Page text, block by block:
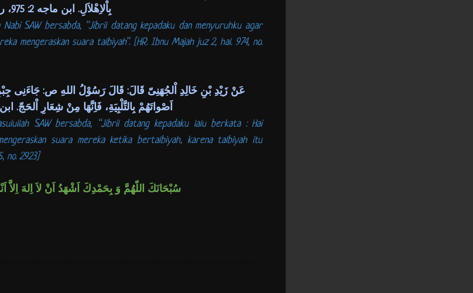
بِاْلاِهْلاَلِ. ابن ماجه 2: 975، رقم: 2922
SAW bersabda, “Jibril datang kepadaku dan menyuruhku agar
mengeraskan suara talbiyah”. [HR. Ibnu Majah juz 2, hal. 974, no.
عَنْ زَيْدِ بْنِ خَالِدِ اْلجُهَنِىّ قَالَ: قَالَ رَسُوْلُ اللهِ ص: جَاءَنِى
اَصْواتَهُمْ بِالتَّلْبِيَةِ، فَاِنَّهَا مِنْ شِعَارِ اْلحَجّ. ابن ماجه 2:
SAW bersabda, “Jibril datang kepadaku lalu berkata : Hai
suara mereka ketika bertalbiyah, karena talbiyah itu
no. 2923]
سُبْحَانَكَ اللّهُمَّ وَ بِحَمْدِكَ اَشْهَدُ اَنْ لاَ اِلهَ